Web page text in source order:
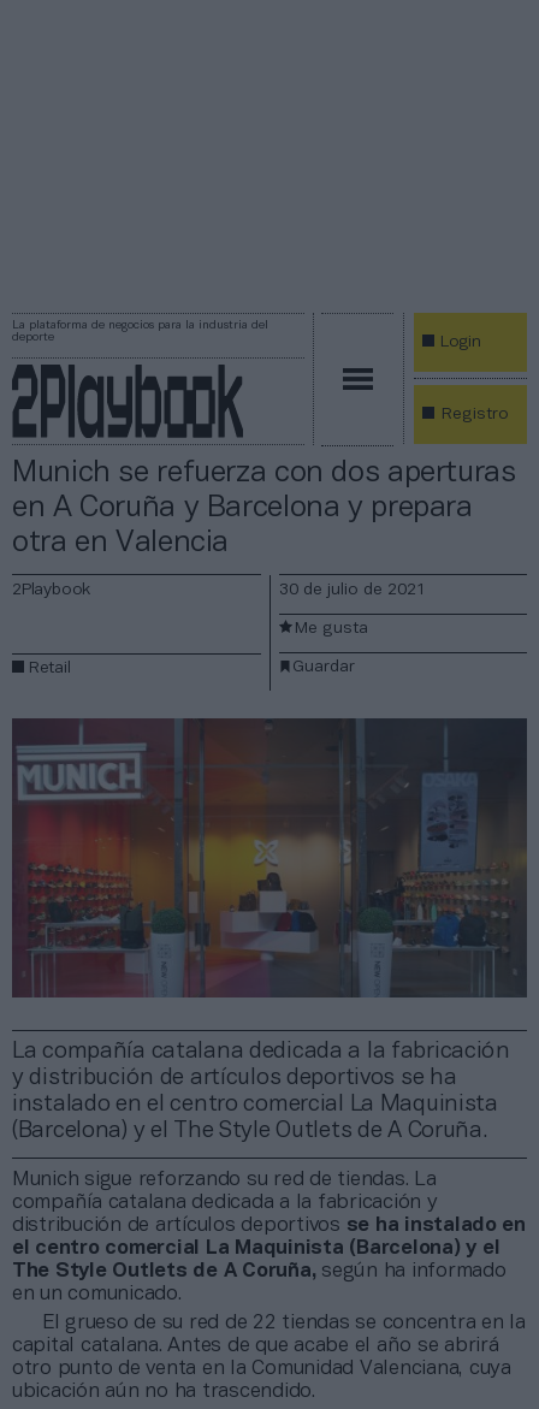
La plataforma de negocios para la industria del
deporte
Login
Registro
Munich se refuerza con dos aperturas
en A Coruña y Barcelona y prepara
otra en Valencia
La compañía catalana dedicada a la fabricación
y distribución de artículos deportivos se ha
instalado en el centro comercial La Maquinista
(Barcelona) y el The Style Outlets de A Coruña.
2Playbook
Retail
30 de julio de 2021
Guardar
Me gusta
Munich sigue reforzando su red de tiendas. La
compañía catalana dedicada a la fabricación y
distribución de artículos deportivos se ha instalado en
el centro comercial La Maquinista (Barcelona) y el
The Style Outlets de A Coruña, según ha informado
en un comunicado.
El grueso de su red de 22 tiendas se concentra en la
capital catalana. Antes de que acabe el año se abrirá
otro punto de venta en la Comunidad Valenciana, cuya
ubicación aún no ha trascendido.